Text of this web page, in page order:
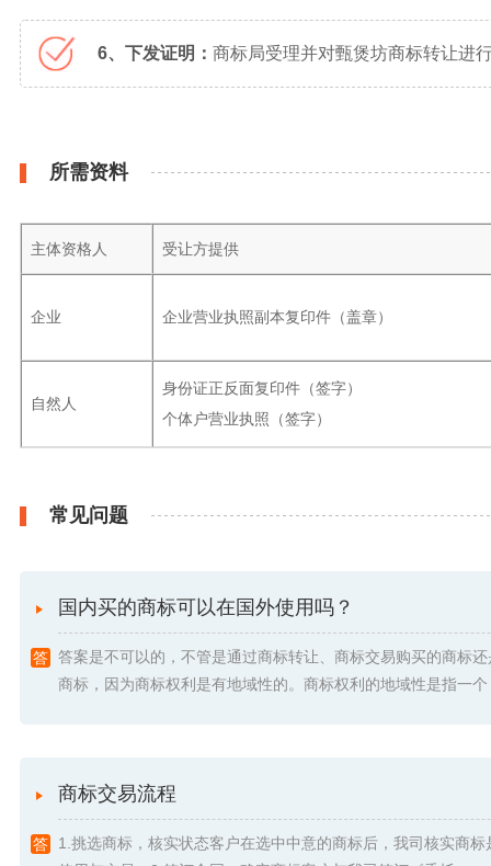
6、下发证明： 商标局受理并对甄煲坊商标转让进
所需资料
主体资格人 受让方提供
企业 企业营业执照副本复印件（盖章）
自然人
身份证正反面复印件（签字）
个体户营业执照（签字）
常见问题
国内买的商标可以在国外使用吗？
答案是不可以的，不管是通过商标转让、商标交易购买的商标
商标，因为商标权利是有地域性的。商标权利的地域性是指一
商标交易流程
1.挑选商标，核实状态客户在选中中意的商标后，我司核实商标